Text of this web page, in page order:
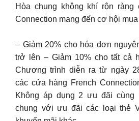
Hòa chung không khí rộn ràng
Connection mang đến cơ hội
– Giảm 20% cho hóa đơn
trở lên – Giảm 10% cho tất cả
Chương trình diễn ra từ ngày
các cửa hàng French
Không áp dụng 2 ưu đãi cùng
chung với ưu đãi các loại thẻ